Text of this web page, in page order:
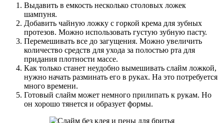
Выдавить в емкость несколько столовых ложек
шампуня.
Добавить чайную ложку с горкой крема для зубных
протезов. Можно использовать густую зубную пасту.
Перемешивать все до загущения. Можно увеличить
количество средств для ухода за полостью рта для
придания плотности массе.
Как только станет неудобно вымешивать слайм ложкой,
нужно начать разминать его в руках. На это потребуется
много времени.
Готовый слайм может немного прилипать к рукам. Но
он хорошо тянется и образует формы.